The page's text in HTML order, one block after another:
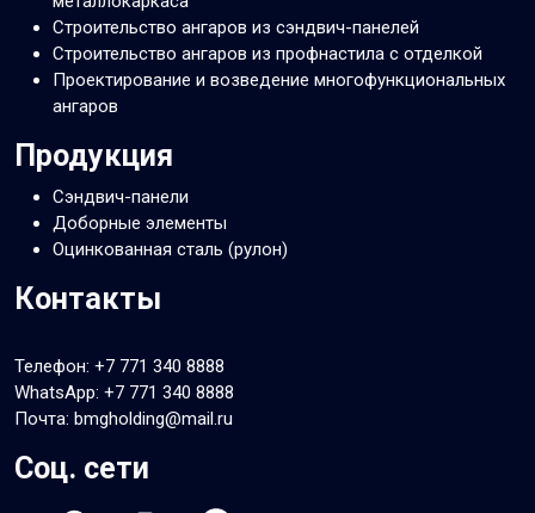
Строительство ангаров из сэндвич-панелей
Строительство ангаров из профнастила с отделкой
Проектирование и возведение многофункциональных
ангаров
Продукция
Сэндвич-панели
Доборные элементы
Оцинкованная сталь (рулон)
Контакты
Телефон: +7 771 340 8888
WhatsApp: +7 771 340 8888
Почта: bmgholding@mail.ru
Соц. сети